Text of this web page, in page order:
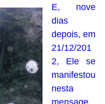
E, nove
dias
depois, em
21/12/201
2, Ele se
manifestou
nesta
mensage